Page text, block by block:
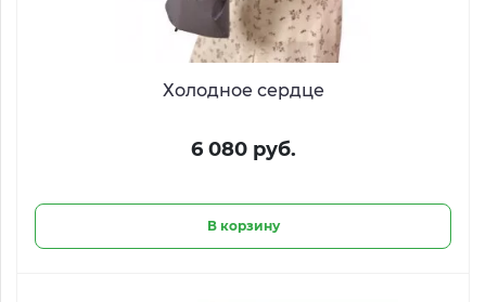
Холодное сердце
6 080 руб.
В корзину